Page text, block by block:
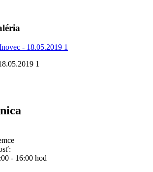
1
- 16:00 hod